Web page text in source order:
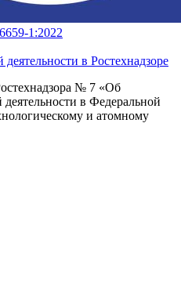
1:2022
в Ростехнадзоре
№ 7 «Об
в Федеральной
и атомному